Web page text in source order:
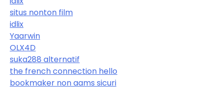
situs nonton film
idlix
Yaarwin
OLX4D
suka288 alternatif
the french connection hello
bookmaker non aams sicuri